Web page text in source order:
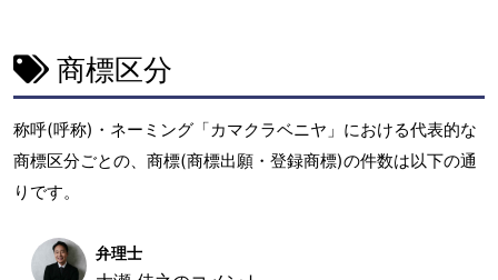
商標区分
称呼(呼称)・ネーミング「カマクラベニヤ」における代表的な
商標区分ごとの、商標(商標出願・登録商標)の件数は以下の通
りです。
弁理士